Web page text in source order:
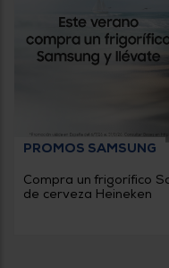
PROMOS SAMSUNG
Compra un frigorífico
de cerveza Heineken